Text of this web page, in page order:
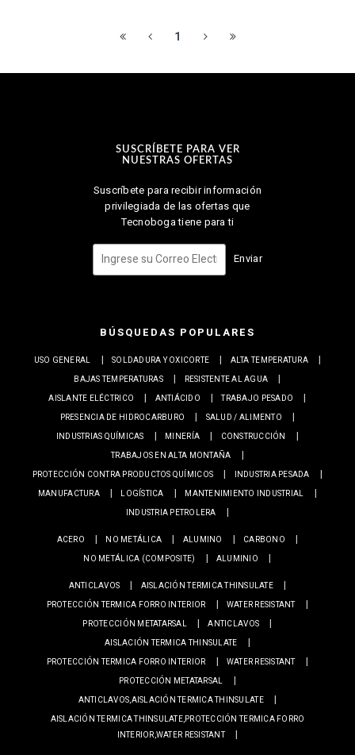
1
SUSCRÍBETE PARA VER
NUESTRAS OFERTAS
Suscríbete para recibir información
privilegiada de las ofertas que
Tecnoboga tiene para ti
Enviar
BÚSQUEDAS POPULARES
USO GENERAL SOLDADURA Y OXICORTE
ALTA TEMPERATURA
BAJAS TEMPERATURAS
RESISTENTE AL AGUA
AISLANTE ELÉCTRICO
ANTIÁCIDO
TRABAJO PESADO
PRESENCIA DE HIDROCARBURO
SALUD / ALIMENTO
INDUSTRIAS QUÍMICAS
MINERÍA
CONSTRUCCIÓN
TRABAJOS EN ALTA MONTAÑA
PROTECCIÓN CONTRA PRODUCTOS QUÍMICOS
INDUSTRIA PESADA
MANUFACTURA
LOGÍSTICA
MANTENIMIENTO INDUSTRIAL
INDUSTRIA PETROLERA
ACERO NO METÁLICA ALUMINO
CARBONO
NO METÁLICA (COMPOSITE)
ALUMINIO
ANTICLAVOS
AISLACIÓN TERMICA THINSULATE
PROTECCIÓN TERMICA FORRO INTERIOR
WATER RESISTANT
PROTECCIÓN METATARSAL
ANTICLAVOS
AISLACIÓN TERMICA THINSULATE
PROTECCIÓN TERMICA FORRO INTERIOR
WATER RESISTANT
PROTECCIÓN METATARSAL
ANTICLAVOS,AISLACIÓN TERMICA THINSULATE
AISLACIÓN TERMICA THINSULATE,PROTECCIÓN TERMICA FORRO
INTERIOR,WATER RESISTANT